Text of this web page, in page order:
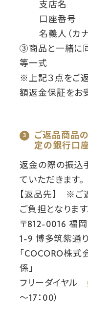
支店名
口座番号
名義人（カナ
③商品と一緒に
等一式
※上記３点をご
額返金保証をお
ご返品商品
定の銀行口座
返金の際の振込
ていただきます。
【返品先】 ※ご
ご負担となります
〒812-0016 福
1-9 博多筑紫通
「COCORO株
係」
フリーダイヤル
～17：00）